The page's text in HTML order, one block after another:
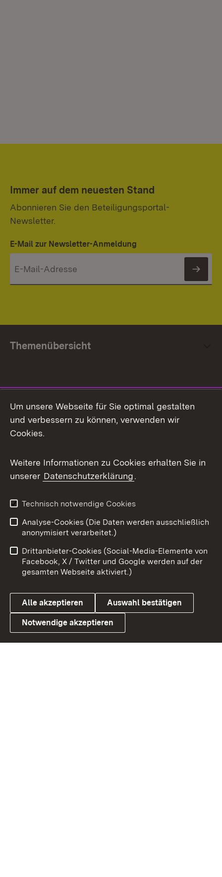
Immer auf dem neuesten Stand
Abonnieren Sie den Beteiligungsportal-
Newsletter.
E-Mail zur Newsletter-Anmeldung
Themenübersicht
Facebook
X / Twitter
Youtube
Link zum Landesportal
Impressum
Kontakt
Barrierefreiheit
Datenschutz
Cookies
Um unsere Webseite für Sie optimal gestalten
und verbessern zu können, verwenden wir
Cookies.
Weitere Informationen zu Cookies erhalten Sie in
unserer Datenschutzerklärung.
Technisch notwendige Cookies
Analyse-Cookies (Die Daten werden ausschließlich
anonymisiert verarbeitet.)
Drittanbieter-Cookies (Social-Media-Elemente von
Facebook, X / Twitter und Google werden auf der
gesamten Webseite aktiviert.)
Alle akzeptieren Auswahl bestätigen
Notwendige akzeptieren